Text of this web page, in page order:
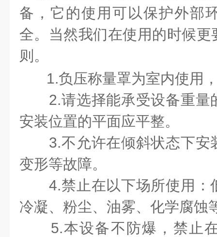
备，它的使用可以保护外部
全。当然我们在使用的时候
则。
1.负压称量罩为室内使用
2.请选择能承受设备重量
安装位置的平面应平整。
3.不允许在倾斜状态下安
变形等故障。
4.禁止在以下场所使用：
冷凝、粉尘、油雾、化学腐蚀
5.本设备不防爆，禁止